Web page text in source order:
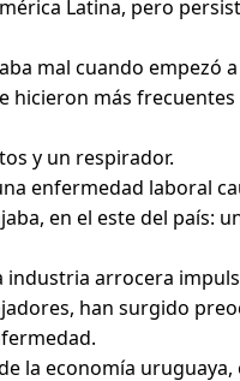
Latina, pero
mal cuando
hicieron más
y un respirador.
enfermedad laboral
en el este del país:
industria arrocera
han surgido
la economía